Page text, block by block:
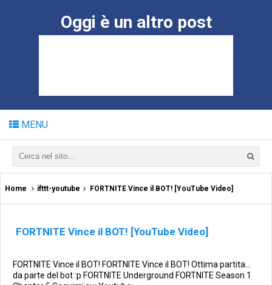
Oggi è un altro post
MENU
Home ifttt-youtube FORTNITE Vince il BOT! [YouTube Video]
FORTNITE Vince il BOT! [YouTube Video]
FORTNITE Vince il BOT! FORTNITE Vince il BOT! Ottima partita...
da parte del bot :p FORTNITE Underground FORTNITE Season 1